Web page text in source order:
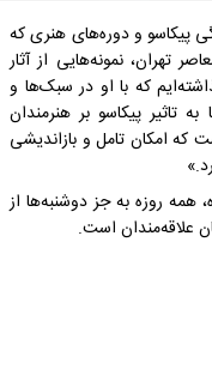
پیکاسو و دوره‌های هنری که
تهران، نمونه‌هایی از آثار
که با او در سبک‌ها و
تاثیر پیکاسو بر هنرمندان
که امکان تامل و بازاندیشی
تا ۳۱ اردیبهشت‌ ماه، همه‌ روزه به‌ جز دوشنبه‌ها از